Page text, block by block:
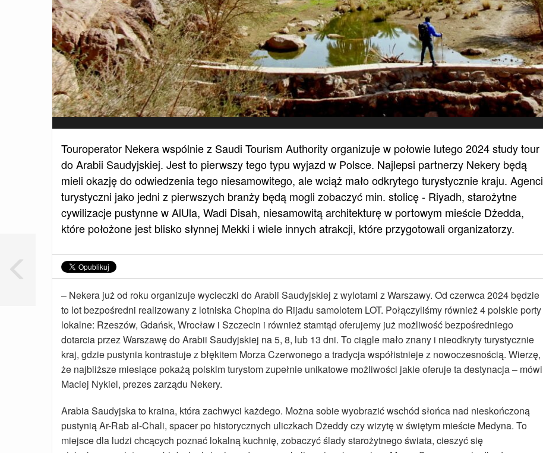
Touroperator Nekera wspólnie z Saudi Tourism Authority organizuje w połowie lutego 2024 study tour
do Arabii Saudyjskiej. Jest to pierwszy tego typu wyjazd w Polsce. Najlepsi partnerzy Nekery będą
mieli okazję do odwiedzenia tego niesamowitego, ale wciąż mało odkrytego turystycznie kraju. Agenci
turystyczni jako jedni z pierwszych branży będą mogli zobaczyć min. stolicę - Riyadh, starożytne
cywilizacje pustynne w AlUla, Wadi Disah, niesamowitą architekturę w portowym mieście Dżedda,
które położone jest blisko słynnej Mekki i wiele innych atrakcji, które przygotowali organizatorzy.
– Nekera już od roku organizuje wycieczki do Arabii Saudyjskiej z wylotami z Warszawy. Od czerwca 2024 będzie
to lot bezpośredni realizowany z lotniska Chopina do Rijadu samolotem LOT. Połączyliśmy również 4 polskie porty
lokalne: Rzeszów, Gdańsk, Wrocław i Szczecin i również stamtąd oferujemy już możliwość bezpośredniego
dotarcia przez Warszawę do Arabii Saudyjskiej na 5, 8, lub 13 dni. To ciągle mało znany i nieodkryty turystycznie
kraj, gdzie pustynia kontrastuje z błękitem Morza Czerwonego a tradycja współistnieje z nowoczesnością. Wierzę,
że najbliższe miesiące pokażą polskim turystom zupełnie unikatowe możliwości jakie oferuje ta destynacja – mówi
Maciej Nykiel, prezes zarządu Nekery.
Arabia Saudyjska to kraina, która zachwyci każdego. Można sobie wyobrazić wschód słońca nad nieskończoną
pustynią Ar-Rab al-Chali, spacer po historycznych uliczkach Dżeddy czy wizytę w świętym mieście Medyna. To
miejsce dla ludzi chcących poznać lokalną kuchnię, zobaczyć ślady starożytnego świata, cieszyć się